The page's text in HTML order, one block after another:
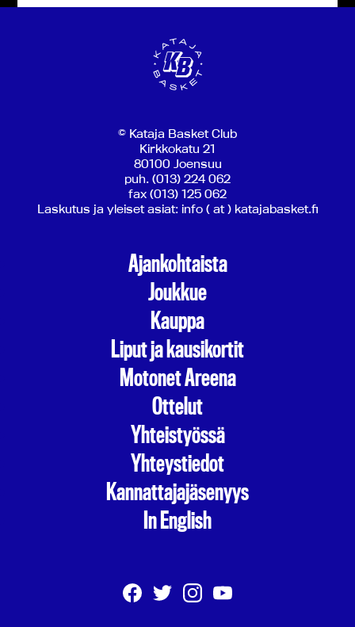
© Kataja Basket Club
Kirkkokatu 21
80100 Joensuu
puh. (013) 224 062
fax (013) 125 062
Laskutus ja yleiset asiat: info ( at ) katajabasket.fi
Ajankohtaista
Joukkue
Kauppa
Liput ja kausikortit
Motonet Areena
Ottelut
Yhteistyössä
Yhteystiedot
Kannattajajäsenyys
In English